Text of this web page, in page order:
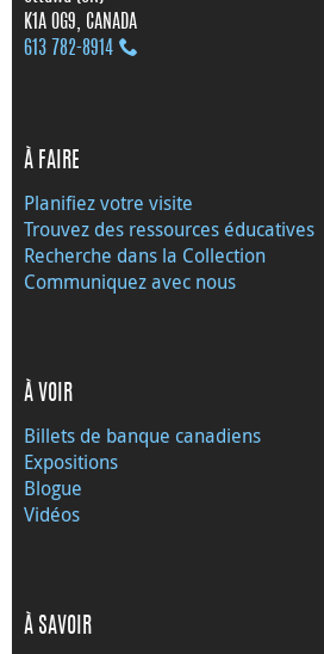
K1A 0G9, CANADA
613 782‑8914
À FAIRE
Planifiez votre visite
Trouvez des ressources éducatives
Recherche dans la Collection
Communiquez avec nous
À VOIR
Billets de banque canadiens
Expositions
Blogue
Vidéos
À SAVOIR